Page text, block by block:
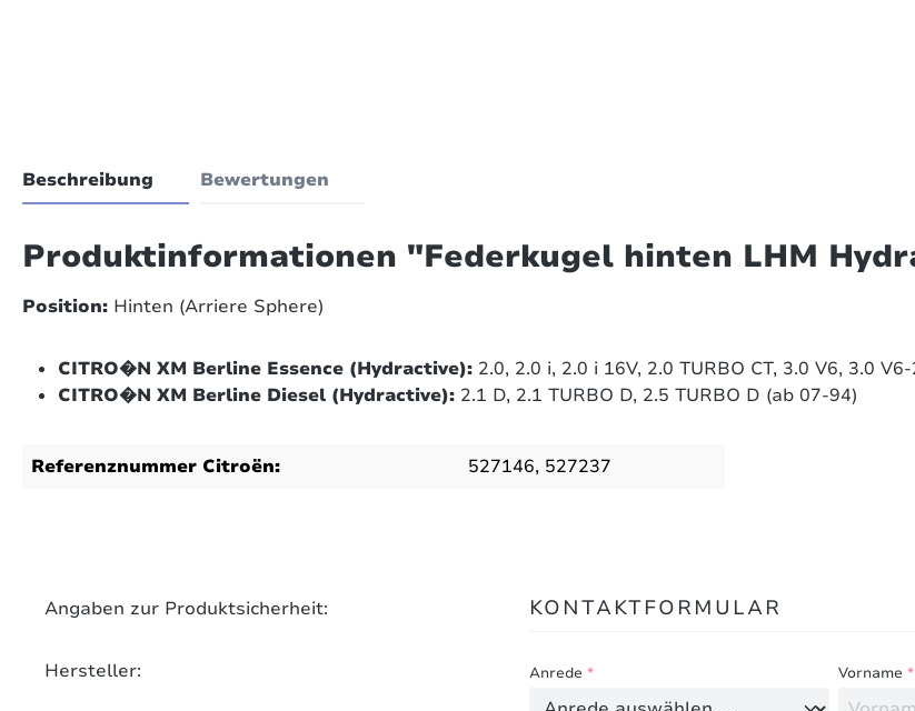
Beschreibung Bewertungen
Produktinformationen "Federkugel hinten LHM
Position: Hinten (Arriere Sphere)
CITRO�N XM Berline Essence (Hydractive): 2.0, 2.0 i, 2.0 i 16V, 2.0 TURBO CT, 3.0 V6, 3.0
CITRO�N XM Berline Diesel (Hydractive): 2.1 D, 2.1 TURBO D, 2.5 TURBO D (ab 07-94)
Referenznummer Citroën: 527146, 527237
Keine Bewertungen gefunden. Teilen Sie
Angaben zur Produktsicherheit:
Hersteller:
KONTAKTFORMULAR
Anrede * Vorname*